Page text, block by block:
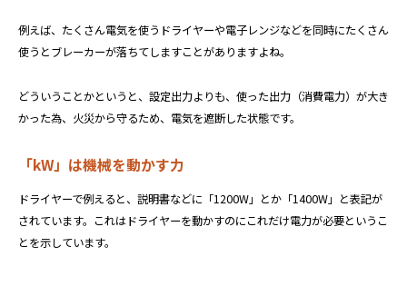
例えば、たくさん電気を使うドライヤーや電子レンジなどを同時にたくさん
使うとブレーカーが落ちてしますことがありますよね。
どういうことかというと、設定出力よりも、使った出力（消費電力）が大き
かった為、火災から守るため、電気を遮断した状態です。
「kW」は機械を動かす力
ドライヤーで例えると、説明書などに「1200W」とか「1400W」と表記が
されています。これはドライヤーを動かすのにこれだけ電力が必要というこ
とを示しています。